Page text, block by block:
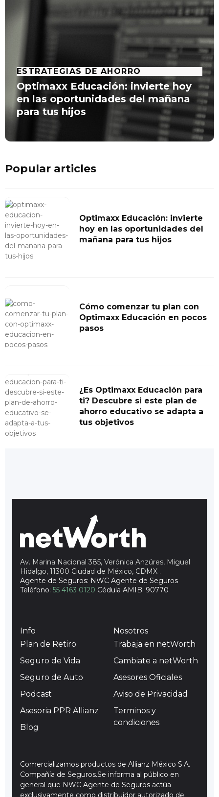
ESTRATEGIAS DE AHORRO
Optimaxx Educación: invierte hoy
en las oportunidades del mañana
para tus hijos
Popular articles
Optimaxx Educación: invierte
hoy en las oportunidades del
mañana para tus hijos
Cómo comenzar tu plan con
Optimaxx Educación en pocos
pasos
¿Es Optimaxx Educación para
ti? Descubre si este plan de
ahorro educativo se adapta a
tus objetivos
Av. Marina Nacional 385, Verónica Anzúres, Miguel
Hidalgo, 11300 Ciudad de México, CDMX .
Agente de Seguros: NWC Agente de Seguros
Teléfono: 55 4163 0120 Cédula AMIB: 90770
Info
Plan de Retiro
Seguro de Vida
Seguro de Auto
Podcast
Asesoria PPR Allianz
Blog
Nosotros
Trabaja en netWorth
Cambiate a netWorth
Asesores Oficiales
Aviso de Privacidad
Terminos y
condiciones
Comercializamos productos de Allianz México S.A.
Compañía de Seguros.Se informa al público en
general que NWC Agente de Seguros actúa
exclusivamente como distribuidor autorizado de